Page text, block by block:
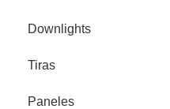
Downlights
Tiras
Paneles